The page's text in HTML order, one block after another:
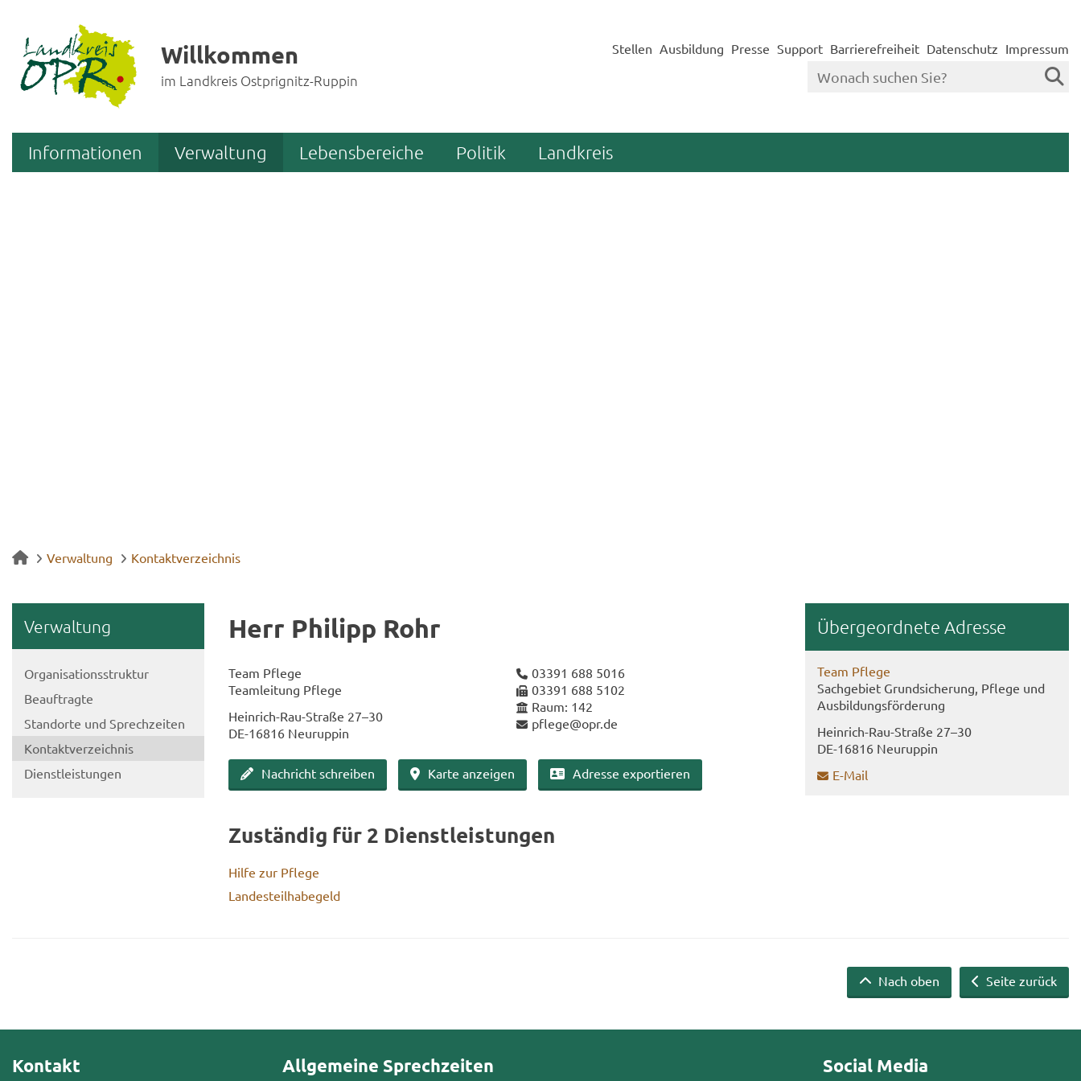
Willkommen
im Landkreis Ostprignitz-Ruppin
Stellen Ausbildung Presse Support Barrierefreiheit Datenschutz Impressum
Informationen Verwaltung Lebensbereiche Politik Landkreis
Verwaltung Kontaktverzeichnis
Ver­wal­tung
Or­ga­ni­sa­ti­ons­struk­tur
Be­auf­trag­te
Stand­or­te und Sprech­zei­ten
Kon­takt­ver­zeich­nis
Dienst­leis­tun­gen
Herr Phil­ipp Rohr
Team Pfle­ge
Team­lei­tung Pfle­ge
Heinrich-​Rau-Straße 27–30
DE-​16816 Neu­rup­pin
03391 688 5016
03391 688 5102
Raum: 142
pfle­ge@opr.de
Nach­richt schrei­ben Karte an­zei­gen Adres­se ex­por­tie­ren
Zu­stän­dig für 2 Dienst­leis­tun­gen
Hilfe zur Pfle­ge
Lan­des­teil­ha­be­geld
Über­ge­ord­ne­te Adres­se
Team Pfle­ge
Sach­ge­biet Grund­si­che­rung, Pfle­ge und
Aus­bil­dungs­för­de­rung
Heinrich-​​Rau-​Straße 27–30
DE-​16816 Neu­rup­pin
E-​Mail
Seite zurück
Nach oben
Kontakt Allgemeine Sprechzeiten Social Media